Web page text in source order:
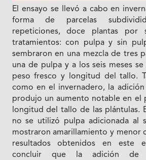
El ensayo se llevó a cabo en
forma de parcelas
repeticiones, doce plantas por
tratamientos: con pulpa y sin
sembraron en una mezcla de tres
una de pulpa y a los seis meses
peso fresco y longitud del tallo.
como en el invernadero, la
produjo un aumento notable en el
longitud del tallo de las plántulas.
no se utilizó pulpa adicionada al
mostraron amarillamiento y menor
resultados obtenidos en este
concluir que la adición de